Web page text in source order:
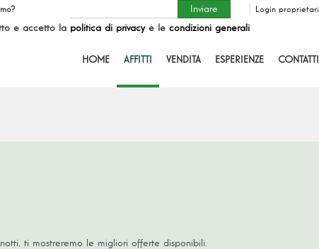
Login proprietari
e accetto la politica di privacye le condizioni generali
HOME AFFITTI VENDITA ESPERIENZE CONTATTI
ti mostreremo le migliori offerte disponibili.